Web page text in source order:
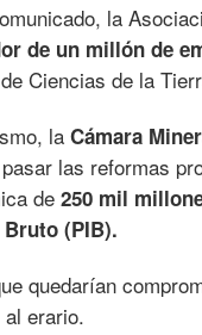
la
de un millón de
Ciencias de la
la Cámara
las reformas
de 250 mil
(PIB).
quedarían
erario.